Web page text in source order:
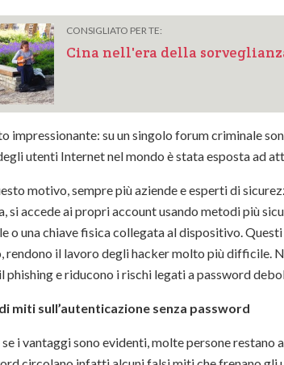
CONSIGLIATO PER TE:
Cina nell'era della
impressionante: su un singolo forum criminale
utenti Internet nel mondo è stata esposta ad
motivo, sempre più aziende e esperti di
si accede ai propri account usando metodi più
o una chiave fisica collegata al dispositivo.
rendono il lavoro degli hacker molto più difficile.
phishing e riducono i rischi legati a password
miti sull’autenticazione senza password
se i vantaggi sono evidenti, molte persone